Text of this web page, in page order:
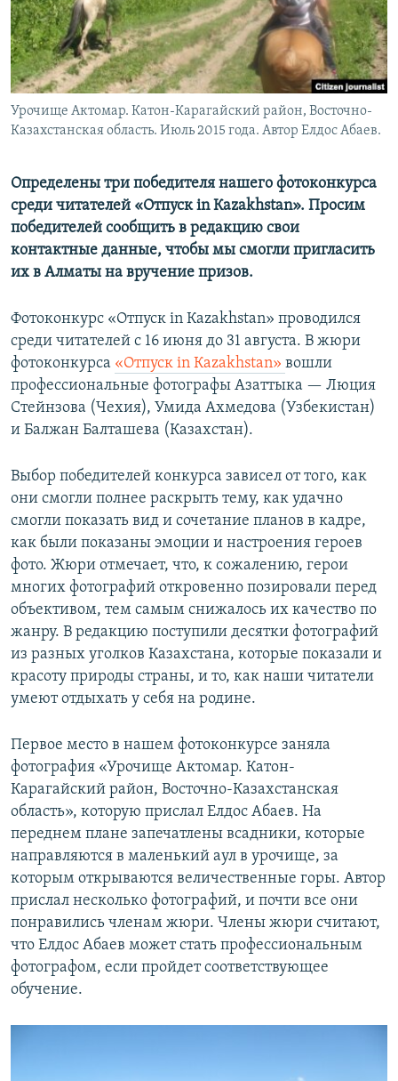
Урочище Актомар. Катон-Карагайский район, Восточно-
Казахстанская область. Июль 2015 года. Автор Елдос Абаев.
Определены три победителя нашего фотоконкурса
среди читателей «Отпуск in Кazakhstan». Просим
победителей сообщить в редакцию свои
контактные данные, чтобы мы смогли пригласить
их в Алматы на вручение призов.
Фотоконкурс «Отпуск in Кazakhstan» проводился
среди читателей с 16 июня до 31 августа. В жюри
фотоконкурса «Отпуск in Кazakhstan» вошли
профессиональные фотографы Азаттыка — Люция
Стейнзова (Чехия), Умида Ахмедова (Узбекистан)
и Балжан Балташева (Казахстан).
Выбор победителей конкурса зависел от того, как
они смогли полнее раскрыть тему, как удачно
смогли показать вид и сочетание планов в кадре,
как были показаны эмоции и настроения героев
фото. Жюри отмечает, что, к сожалению, герои
многих фотографий откровенно позировали перед
объективом, тем самым снижалось их качество по
жанру. В редакцию поступили десятки фотографий
из разных уголков Казахстана, которые показали и
красоту природы страны, и то, как наши читатели
умеют отдыхать у себя на родине.
Первое место в нашем фотоконкурсе заняла
фотография «Урочище Актомар. Катон-
Карагайский район, Восточно-Казахстанская
область», которую прислал Елдос Абаев. На
переднем плане запечатлены всадники, которые
направляются в маленький аул в урочище, за
которым открываются величественные горы. Автор
прислал несколько фотографий, и почти все они
понравились членам жюри. Члены жюри считают,
что Елдос Абаев может стать профессиональным
фотографом, если пройдет соответствующее
обучение.